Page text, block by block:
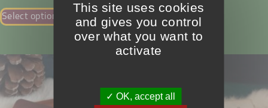
Select options Select options
This site uses cookies
and gives you control
over what you want to
activate
✓ OK, accept all